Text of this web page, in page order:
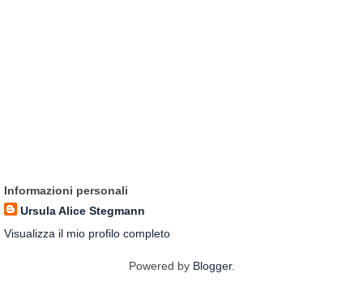
Informazioni personali
Ursula Alice Stegmann
Visualizza il mio profilo completo
Powered by Blogger.